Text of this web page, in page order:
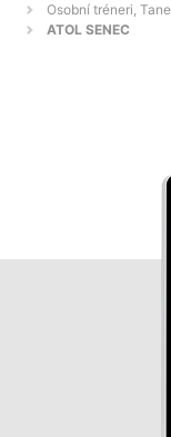
Osobní tréneri,
ATOL SENEC